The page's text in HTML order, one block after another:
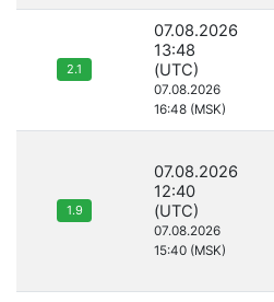
2.1
07.08.2026
13:48
(UTC)
07.08.2026
16:48 (MSK)
1.9
07.08.2026
12:40
(UTC)
07.08.2026
15:40 (MSK)